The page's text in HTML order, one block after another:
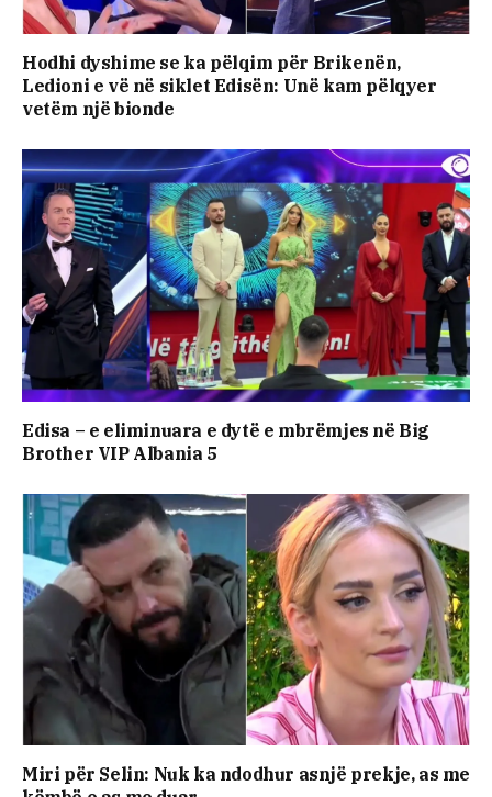
Hodhi dyshime se ka pëlqim për Brikenën,
Ledioni e vë në siklet Edisën: Unë kam pëlqyer
vetëm një bionde
Edisa – e eliminuara e dytë e mbrëmjes në Big
Brother VIP Albania 5
Miri për Selin: Nuk ka ndodhur asnjë prekje, as me